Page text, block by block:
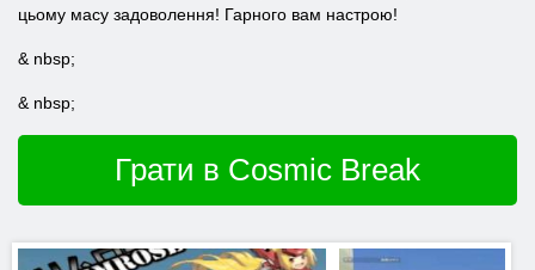
цьому масу задоволення! Гарного вам настрою!
& nbsp;
& nbsp;
Грати в Cosmic Break